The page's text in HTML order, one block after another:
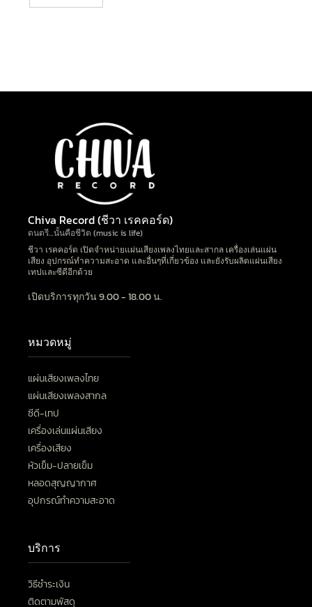
Chiva Record (ชีวา เรคคอร์ด)
ดนตรี…นั้นคือชีวิต (music is life)
ชีวา เรคคอร์ด เปิดจำหน่ายแผ่นเสียงเพลงไทยและสากล เครื่องเล่นแผ่น
เสียง อุปกรณ์ทำความสะอาด และอื่นๆที่เกี่ยวข้อง และยังรับผลิตแผ่นเสียง
เทปและซีดีอีกด้วย
เปิดบริการทุกวัน 9.00 - 18.00 น.
หมวดหมู่
แผ่นเสียงเพลงไทย
แผ่นเสียงเพลงสากล
ซีดี-เทป
เครื่องเล่นแผ่นเสียง
เครื่องเสียง
หัวเข็ม-ปลายเข็ม
หลอดสุญญากาศ
อุปกรณ์ทำความสะอาด
บริการ
วิธีชำระเงิน
ติดตามพัสดุ